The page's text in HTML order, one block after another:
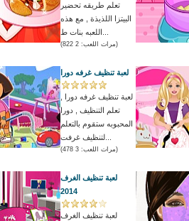
تعلم طريقه تحضير
البيتزا اللذيذة , مع هذه
(مرات اللعب: 2 822)
لعبة تنظيف غرفه دورا
لعبة تنظيف غرفه دورا ,
تعلم التنظيف , دورا
المحبوبه ستقوم بالتعلم
(مرات اللعب: 3 478)
لعبة تنظيف الغرف
2014
لعبة تنظيف الغرف